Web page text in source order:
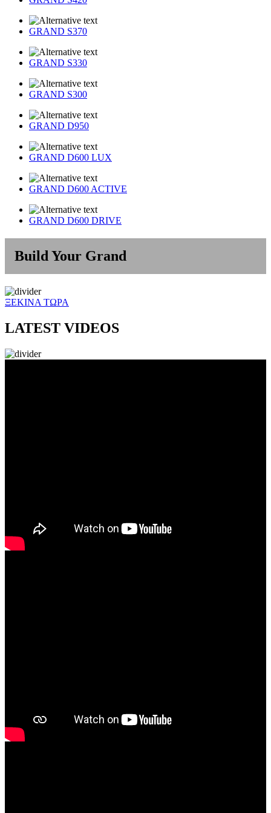
GRAND S370
GRAND S330
GRAND S300
GRAND D950
GRAND D600 LUX
GRAND D600 ACTIVE
GRAND D600 DRIVE
Build Your Grand
ΞΕΚΙΝΑ ΤΩΡΑ
LATEST VIDEOS